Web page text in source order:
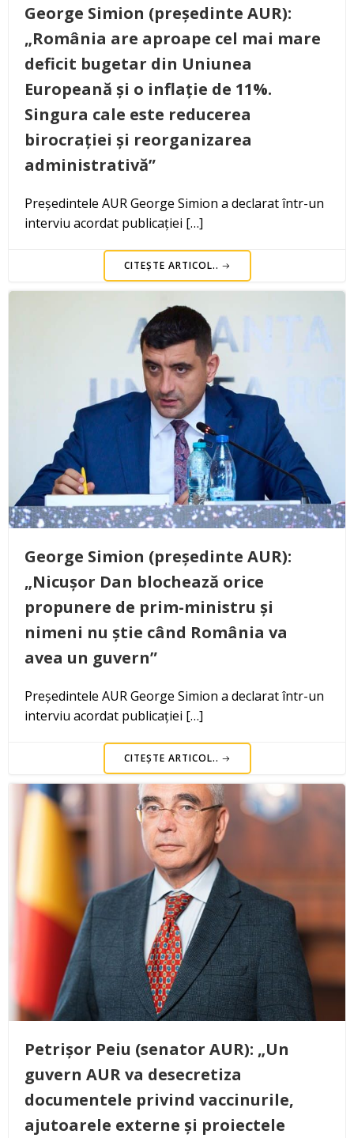
George Simion (președinte AUR):
„România are aproape cel mai mare
deficit bugetar din Uniunea
Europeană și o inflație de 11%.
Singura cale este reducerea
birocrației și reorganizarea
administrativă”
Președintele AUR George Simion a declarat într-un
interviu acordat publicației […]
CITEȘTE ARTICOL..
George Simion (președinte AUR):
„Nicușor Dan blochează orice
propunere de prim-ministru și
nimeni nu știe când România va
avea un guvern”
Președintele AUR George Simion a declarat într-un
interviu acordat publicației […]
CITEȘTE ARTICOL..
Petrișor Peiu (senator AUR): „Un
guvern AUR va desecretiza
documentele privind vaccinurile,
ajutoarele externe și proiectele